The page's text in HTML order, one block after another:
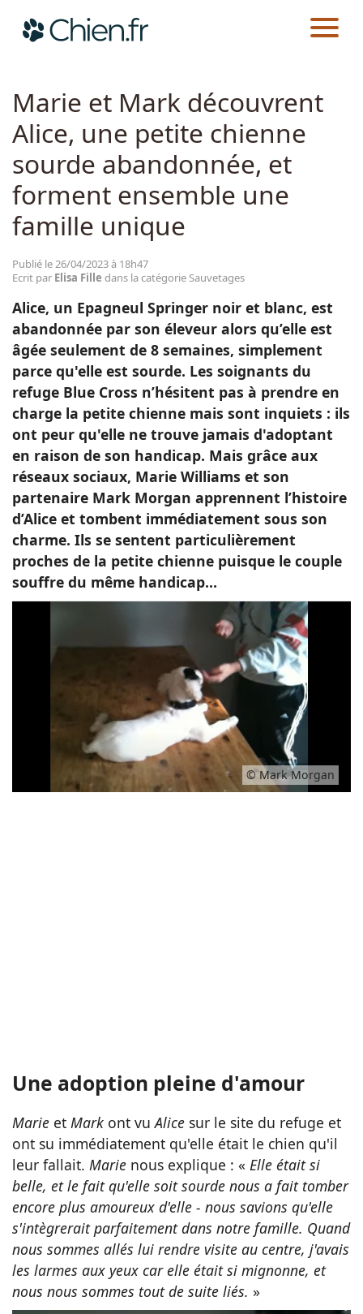
Races
Guides
CHIEN.FR ACTUALITÉS
Marie et Mark découvrent
Alice, une petite chienne
sourde abandonnée, et
forment ensemble une
famille unique
Publié le 26/04/2023 à 18h47
Ecrit par Elisa Fille dans la catégorie Sauvetages
Alice, un Epagneul Springer noir et blanc, est
abandonnée par son éleveur alors qu’elle est
âgée seulement de 8 semaines, simplement
parce qu'elle est sourde. Les soignants du
refuge Blue Cross n’hésitent pas à prendre en
charge la petite chienne mais sont inquiets : ils
ont peur qu'elle ne trouve jamais d'adoptant
en raison de son handicap. Mais grâce aux
réseaux sociaux, Marie Williams et son
partenaire Mark Morgan apprennent l’histoire
d’Alice et tombent immédiatement sous son
charme. Ils se sentent particulièrement
proches de la petite chienne puisque le couple
souffre du même handicap…
© Mark Morgan
Une adoption pleine d'amour
Marie et Mark ont vuAlice sur le site du refuge et
ont su immédiatement qu'elle était le chien qu'il
leur fallait. Marie nous explique : « Elle était si
belle, et le fait qu'elle soit sourde nous a fait tomber
encore plus amoureux d'elle - nous savions qu'elle
s'intègrerait parfaitement dans notre famille. Quand
nous sommes allés lui rendre visite au centre, j'avais
les larmes aux yeux car elle était si mignonne, et
nous nous sommes tout de suite liés. »